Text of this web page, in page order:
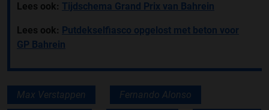
Lees ook: Tijdschema Grand Prix van Bahrein
Lees ook: Putdekselfiasco opgelost met beton voor
GP Bahrein
Max Verstappen Fernando Alonso